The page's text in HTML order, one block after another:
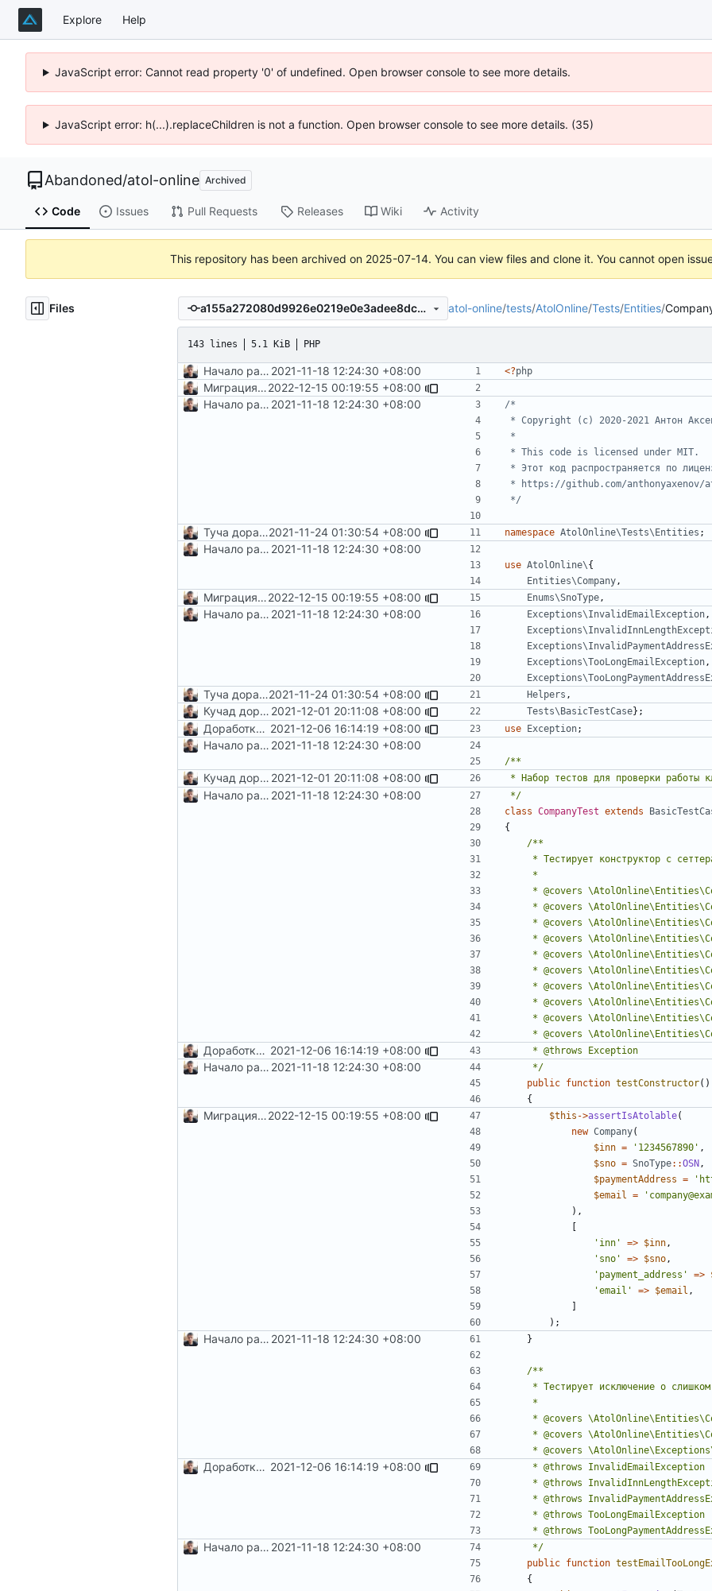
Explore Help
JavaScript error: Cannot read property '0' of undefined. Open browser console to see more details.
JavaScript error: h(...).replaceChildren is not a function. Open browser console to see more details. (35)
Abandoned/atol-online Archived
Code Issues Pull Requests Releases Wiki Activity
This repository has been archived on 2025-07-14. You can view files and clone it. You cannot open
Files a155a272080d9926e0219e0e3adee8dc6625ac8d atol-online/tests/AtolOnline/Tests/Entities/
143 lines 5.1 KiB PHP
Начало работы по #5и #6
2021-11-18 12:24:30 +08:00 <?php
Миграция на php8.12022-12-15 00:19:55 +08:00
Начало работы по
#5и #6
2021-11-18 12:24:30 +08:00
*/
Туча доработок2021-11-24 01:30:54 +08:00 namespace AtolOnline\Tests\Entities ;
Начало работы по #5и #6
2021-11-18 12:24:30 +08:00
use AtolOnline\{
Entities\Company ,
Миграция на php8.12022-12-15 00:19:55 +08:00 Enums\SnoType ,
Начало работы по #5и #6
2021-11-18 12:24:30 +08:00 Exceptions\InvalidEmailException ,
Exceptions\TooLongEmailException ,
Туча доработок2021-11-24 01:30:54 +08:00 Helpers ,
Кучад доработок, главным образом вокруг Item
2021-12-01 20:11:08 +08:00 Tests\BasicTestCase};
Доработка коллекций и не только 2021-12-06 16:14:19 +08:00 use Exception;
Начало работы по #5и #6
2021-11-18 12:24:30 +08:00
Кучад доработок, главным образом вокруг Item
2021-12-01 20:11:08 +08:00
Начало работы по
#5и #6
2021-11-18 12:24:30 +08:00
*/
class CompanyTest extends
{
Доработка коллекций и не только 2021-12-06 16:14:19 +08:00
Начало работы по #5и #6
2021-11-18 12:24:30 +08:00
     */
public function testConstructor()
{
Миграция на php8.12022-12-15 00:19:55 +08:00 $this ->assertIsAtolable(
new Company(
$inn = '1234567890' ,
$sno = SnoType::OSN ,
$paymentAddress =
$email
=
),
[
'inn'
=> $inn ,
'sno'
=> $sno ,
'payment_address'
=>
'email'
=> $email ,
]
);
Начало работы по #5и #6
2021-11-18 12:24:30 +08:00 }
Доработка коллекций и не только 2021-12-06 16:14:19 +08:00
Начало работы по #5и #6
2021-11-18 12:24:30 +08:00
     */
public function
{